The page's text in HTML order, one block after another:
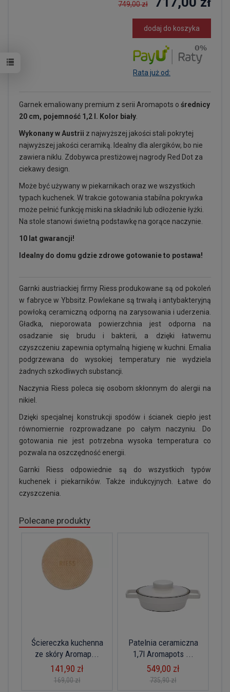
749,00 zł
dodaj do koszyka
Rata już od:
Garnek emaliowany premium z serii Aromapots o średnicy
20 cm, pojemność 1,2 l. Kolor biały
Wykonany w Austrii z najwyższej jakości stali pokrytej
najwyższej jakości ceramiką. Idealny dla alergików, bo nie
zawiera niklu. Zdobywca prestiżowej nagrody Red Dot za
ciekawy design.
Może być używany w piekarnikach oraz we wszystkich
typach kuchenek. W trakcie gotowania stabilna pokrywka
może pełnić funkcję miski na składniki lub odłożenie łyżki.
Na stole stanowi świetną podstawkę na gorące naczynie.
10 lat gwarancji!
Idealny do domu gdzie zdrowe gotowanie to postawa!
Garnki austriackiej firmy Riess produkowane są od pokoleń
w fabryce w Ybbsitz. Powlekane są trwałą i antybakteryjną
powłoką ceramiczną odporną na zarysowania i uderzenia.
Gładka, nieporowata powierzchnia jest odporna na
osadzanie się brudu i bakterii, a dzięki łatwemu
czyszczeniu zapewnia optymalną higienę w kuchni. Emalia
podgrzewana do wysokiej temperatury nie wydziela
żadnych szkodliwych substancji.
Naczynia Riess poleca się osobom skłonnym do alergii na
nikiel.
Dzięki specjalnej konstrukcji spodów i ścianek ciepło jest
równomiernie rozprowadzane po całym naczyniu. Do
gotowania nie jest potrzebna wysoka temperatura co
pozwala na oszczędność energii.
Garnki Riess odpowiednie są do wszystkich typów
kuchenek i piekarników. Także indukcyjnych. Łatwe do
czyszczenia.
Polecane produkty
Ściereczka kuchenna
ze skóry Aromap...
141,90 zł
169,00 zł
Patelnia ceramiczna
1,7l Aromapots ...
549,00 zł
735,90 zł